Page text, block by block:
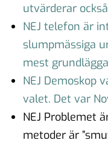
utvärderar
NEJ telefon är
slumpmässiga
mest
NEJ Demoskop
valet. Det var
NEJ Problemet
metoder är